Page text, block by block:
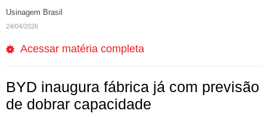
Usinagem Brasil
24/04/2026
Acessar matéria completa
BYD inaugura fábrica já com previsão
de dobrar capacidade